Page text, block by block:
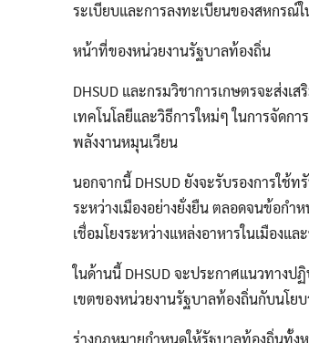
ระเบียบและการลงทะเบียนของสหกร
หน้าที่ของหน่วยงานรัฐบาลท้องถิ่น
DHSUD และกรมวิชาการเกษตรจะส่ง
เทคโนโลยีและวิธีการใหม่ๆ ในการจัดก
พลังงานหมุนเวียน
นอกจากนี้ DHSUD ยังจะรับรองการใช้
ระหว่างเมืองอย่างยั่งยืน ตลอดจนข้อกำ
เชื่อมโยงระหว่างแหล่งอาหารในเมืองแ
ในด้านนี้ DHSUD จะประกาศแนวทาง
เขตของหน่วยงานรัฐบาลท้องถิ่นกับนโย
ร่างกฎหมายกำหนดให้รัฐบาลท้องถิ่นทั้ง